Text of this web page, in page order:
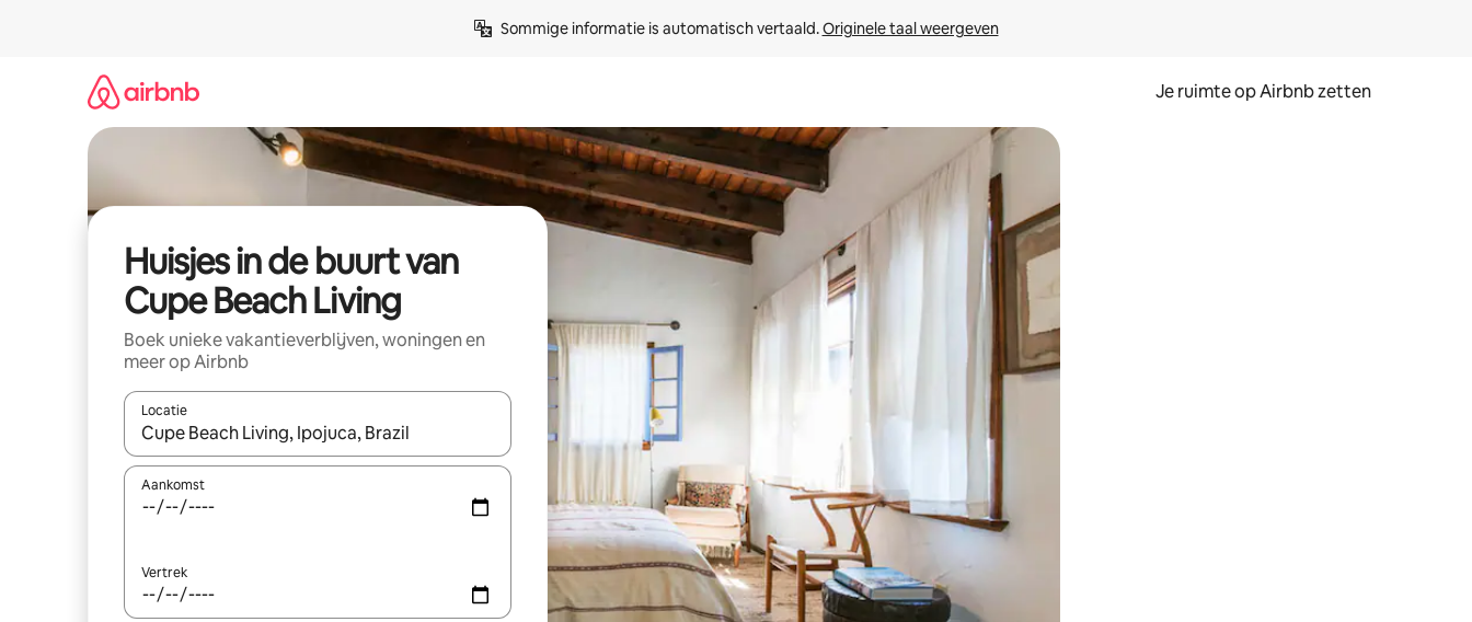
Sommige informatie is automatisch vertaald. Originele taal weergeven
Je ruimte op Airbnb zetten
Huisjes in de buurt van
Cupe Beach Living
Boek unieke vakantieverblijven, woningen en
meer op Airbnb
Locatie
Wanneer er suggesties beschikbaar zijn, maak je een keuze met je de pijltjestoetsen omhoog en omlaag, óf door te tikken of swipen.
Aankomst
Vertrek